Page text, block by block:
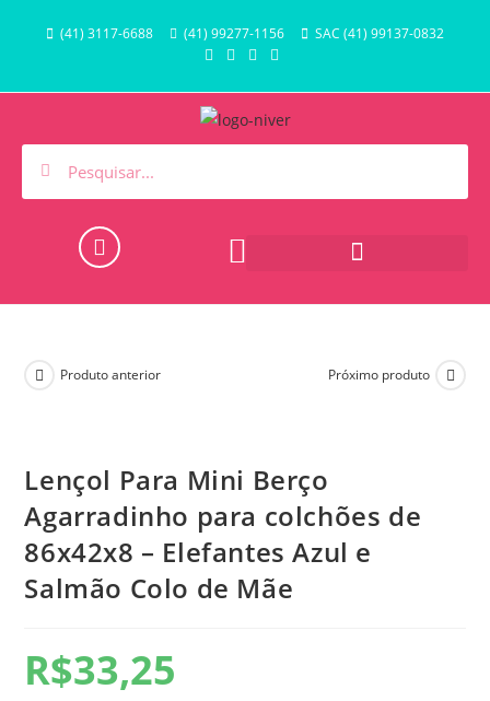
(41) 3117-6688 (41) 99277-1156 SAC (41) 99137-0832
Produto anterior Próximo produto
Lençol Para Mini Berço
Agarradinho para colchões de
86x42x8 – Elefantes Azul e
Salmão Colo de Mãe
R$33,25